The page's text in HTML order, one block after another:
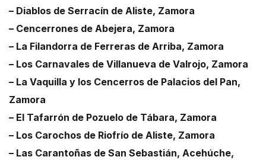
– Diablos de Serracín de Aliste, Zamora
– Cencerrones de Abejera, Zamora
– La Filandorra de Ferreras de Arriba, Zamora
– Los Carnavales de Villanueva de Valrojo, Zamora
– La Vaquilla y los Cencerros de Palacios del Pan,
Zamora
– El Tafarrón de Pozuelo de Tábara, Zamora
– Los Carochos de Riofrío de Aliste, Zamora
– Las Carantoñas de San Sebastián, Acehúche,